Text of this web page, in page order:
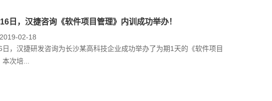
日，汉捷咨询《软件项目管理》内训成功举办！
2019-02-18
，汉捷研发咨询为长沙某高科技企业成功举办了为期1天的《软件项目
次培...